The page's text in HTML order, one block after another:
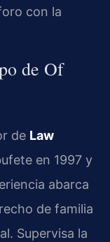
con la
de Of
de Law
en 1997 y
abarca
de familia
Supervisa la